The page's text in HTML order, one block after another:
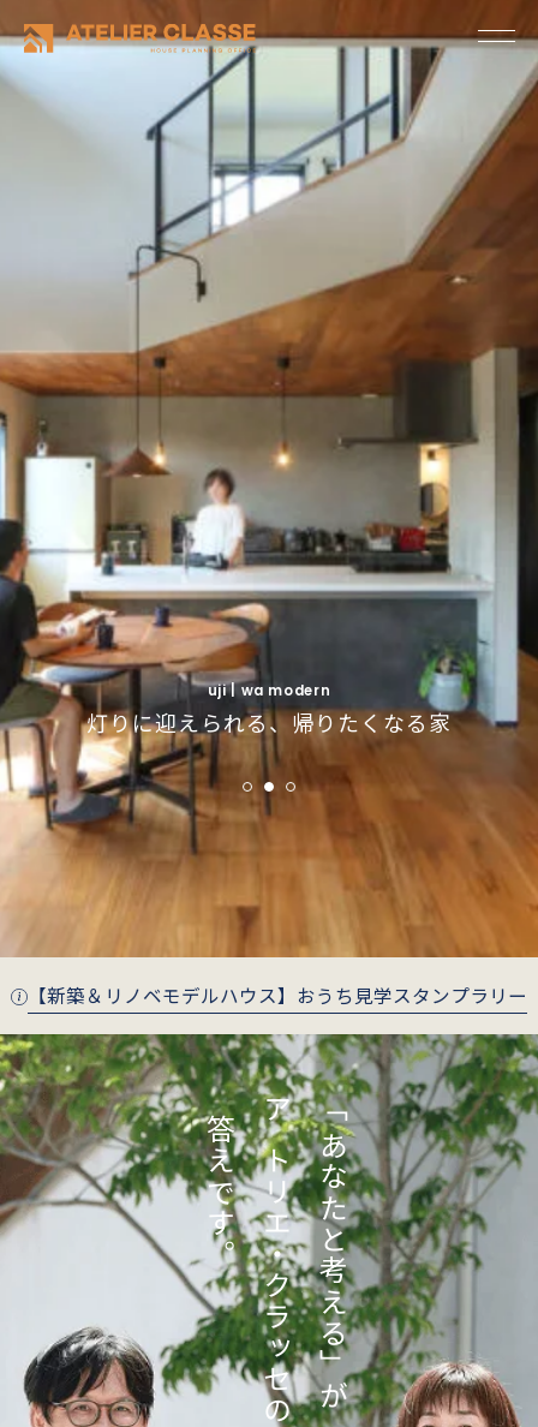
uji | simple modern
インナーガレージで叶えるインダストリアルな
暮らし
fushimi | wa modern
季節がそっと寄り添う、庭とつながる住まい
uji | wa modern
灯りに迎えられる、帰りたくなる家
uji | simple modern
インナーガレージで叶えるインダストリアルな
暮らし
fushimi | wa modern
季節がそっと寄り添う、庭とつながる住まい
【新築＆リノベモデルハウス】おうち見学スタンプラリー
「あなたと考える」が
アトリエ・クラッセの
答えです。